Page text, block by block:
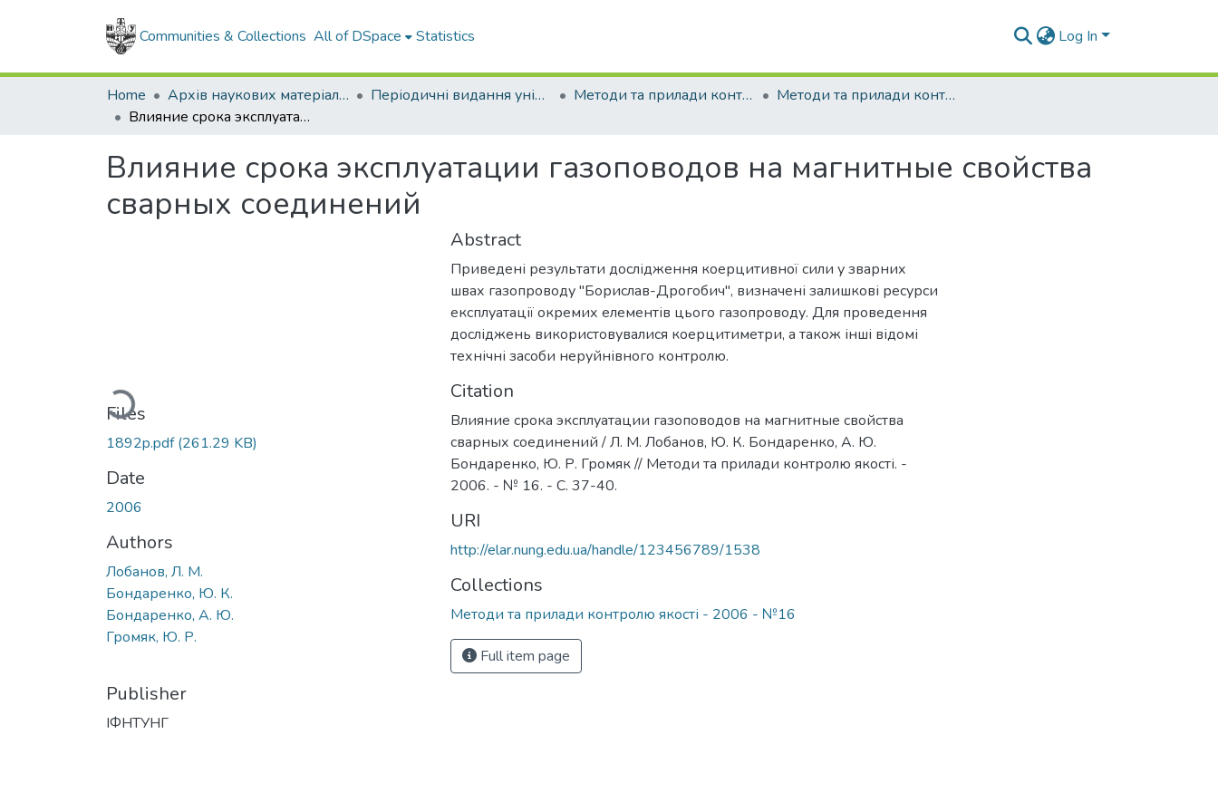
Communities & Collections All of DSpace Statistics Log In
Home Архів наукових матеріалів Періодичні видання університету Методи та прилади контролю якості
Методи та прилади контролю якості - 2006 - №16
Влияние срока эксплуатации газоповодов на магнитные свойства сварных соединений
Влияние срока эксплуатации газоповодов на магнитные свойства
сварных соединений
Loading...
Files
1892p.pdf(261.29 KB)
Date
2006
Authors
Лобанов, Л. М.
Бондаренко, Ю. К.
Бондаренко, А. Ю.
Громяк, Ю. Р.
Publisher
ІФНТУНГ
Abstract
Приведені результати дослідження коерцитивної сили у зварних
швах газопроводу "Борислав-Дрогобич", визначені залишкові ресурси
експлуатації окремих елементів цього газопроводу. Для проведення
досліджень використовувалися коерцитиметри, а також інші відомі
технічні засоби неруйнівного контролю.
Citation
Влияние срока эксплуатации газоповодов на магнитные свойства
сварных соединений / Л. М. Лобанов, Ю. К. Бондаренко, А. Ю.
Бондаренко, Ю. Р. Громяк // Методи та прилади контролю якості. -
2006. - № 16. - С. 37-40.
URI
http://elar.nung.edu.ua/handle/123456789/1538
Collections
Методи та прилади контролю якості - 2006 - №16
Full item page